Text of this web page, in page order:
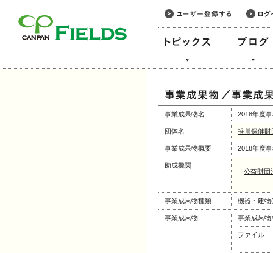
事業成果物名 2018年度
団体名 笹川保健財
事業成果物概要 2018年度
助成機関
公益財団
事業成果物種類 機器・建物
事業成果物 事業成果物
ファイル